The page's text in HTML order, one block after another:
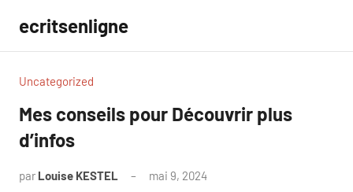
contenu
ecritsenligne
Uncategorized
Mes conseils pour Découvrir plus
d’infos
par Louise KESTEL mai 9, 2024